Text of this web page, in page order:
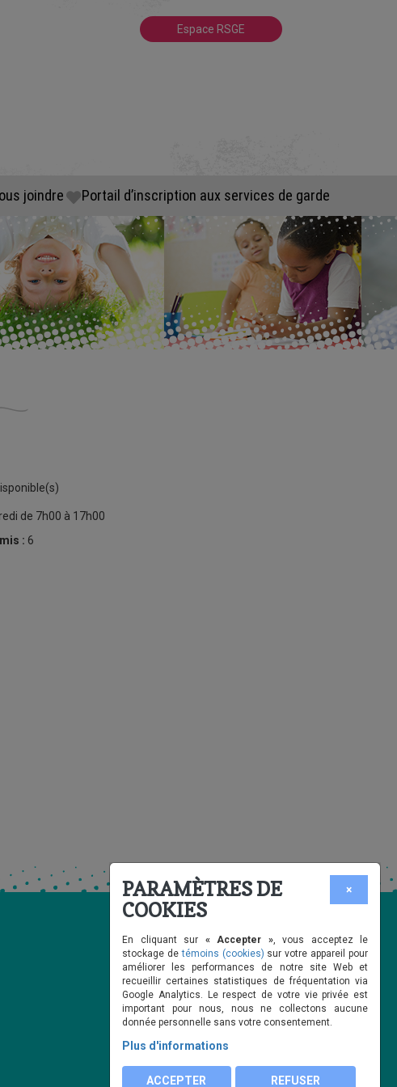
Espace RSGE
joindre Portail d’inscription aux services de garde
de 7h00 à 17h00
: 6
×
PARAMÈTRES DE
COOKIES
En cliquant sur « Accepter », vous acceptez le
stockage detémoins (cookies) sur votre appareil pour
améliorer les performances de notre site Web et
recueillir certaines statistiques de fréquentation via
Google Analytics. Le respect de votre vie privée est
important pour nous, nous ne collectons aucune
donnée personnelle sans votre consentement.
Plus d'informations
ACCEPTER REFUSER